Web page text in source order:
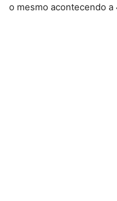
o mesmo acontecendo a